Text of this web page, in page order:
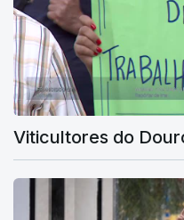
Viticultores do